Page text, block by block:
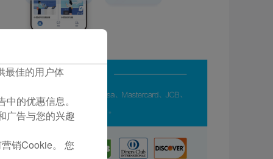
最佳的用户体
的优惠信息。
广告与您的兴趣
销Cookie。 您